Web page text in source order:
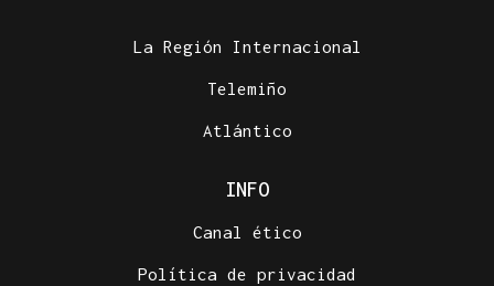
La Región Internacional
Telemiño
Atlántico
INFO
Canal ético
Política de privacidad